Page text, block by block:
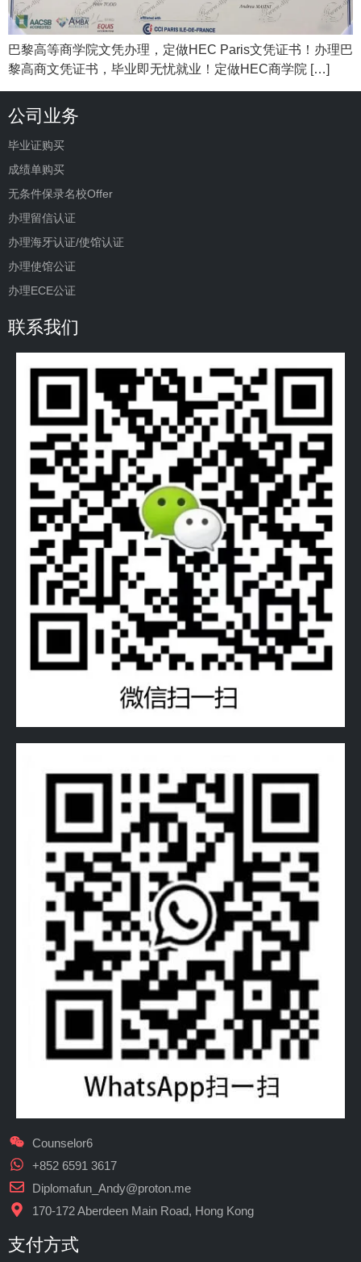
巴黎高等商学院文凭办理，定做HEC Paris文凭证书！办理巴
黎高商文凭证书，毕业即无忧就业！定做HEC商学院 […]
公司业务
毕业证购买
成绩单购买
无条件保录名校Offer
办理留信认证
办理海牙认证/使馆认证
办理使馆公证
办理ECE公证
联系我们
Counselor6
+852 6591 3617
Diplomafun_Andy@proton.me
170-172 Aberdeen Main Road, Hong Kong
支付方式